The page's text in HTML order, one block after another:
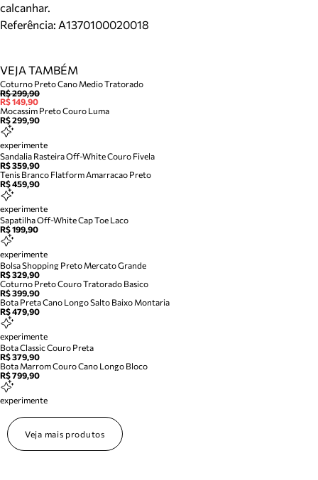
calcanhar.
Referência: A1370100020018
VEJA TAMBÉM
Coturno Preto Cano Medio Tratorado
R$ 299,90
R$ 149,90
Mocassim Preto Couro Luma
R$ 299,90
experimente
Sandalia Rasteira Off-White Couro Fivela
R$ 359,90
Tenis Branco Flatform Amarracao Preto
R$ 459,90
experimente
Sapatilha Off-White Cap Toe Laco
R$ 199,90
experimente
Bolsa Shopping Preto Mercato Grande
R$ 329,90
Coturno Preto Couro Tratorado Basico
R$ 399,90
Bota Preta Cano Longo Salto Baixo Montaria
R$ 479,90
experimente
Bota Classic Couro Preta
R$ 379,90
Bota Marrom Couro Cano Longo Bloco
R$ 799,90
experimente
Veja mais produtos